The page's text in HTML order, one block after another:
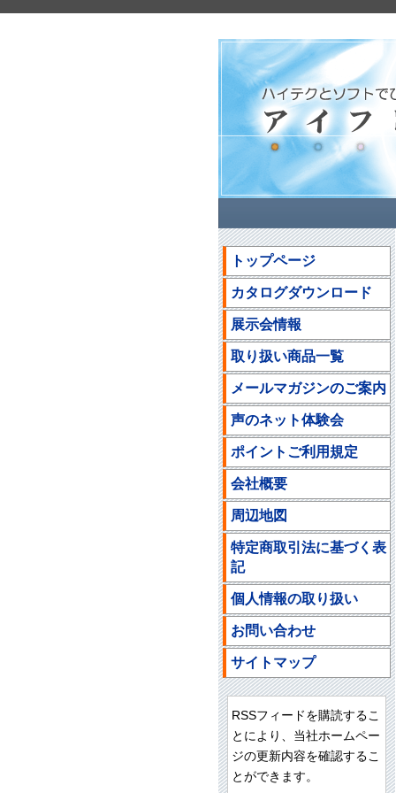
トップページ
カタログダウンロード
展示会情報
取り扱い商品一覧
メールマガジンのご案内
声のネット体験会
ポイントご利用規定
会社概要
周辺地図
特定商取引法に基づく表
記
個人情報の取り扱い
お問い合わせ
サイトマップ
RSSフィードを購読するこ
とにより、当社ホームペー
ジの更新内容を確認するこ
とができます。